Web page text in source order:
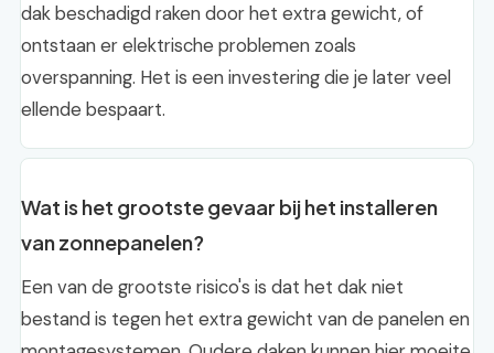
dak beschadigd raken door het extra gewicht, of
ontstaan er elektrische problemen zoals
overspanning. Het is een investering die je later veel
ellende bespaart.
Wat is het grootste gevaar bij het installeren
van zonnepanelen?
Een van de grootste risico's is dat het dak niet
bestand is tegen het extra gewicht van de panelen en